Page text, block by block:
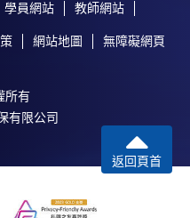
學員網站 教師網站
網站地圖 無障礙網頁
所有
有限公司
返回頁首